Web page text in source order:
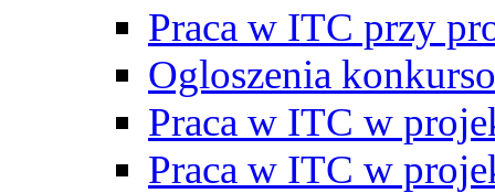
Praca w ITC przy
Ogloszenia
Praca w ITC w
Praca w ITC w